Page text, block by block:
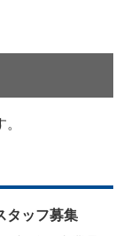
タッフ募集